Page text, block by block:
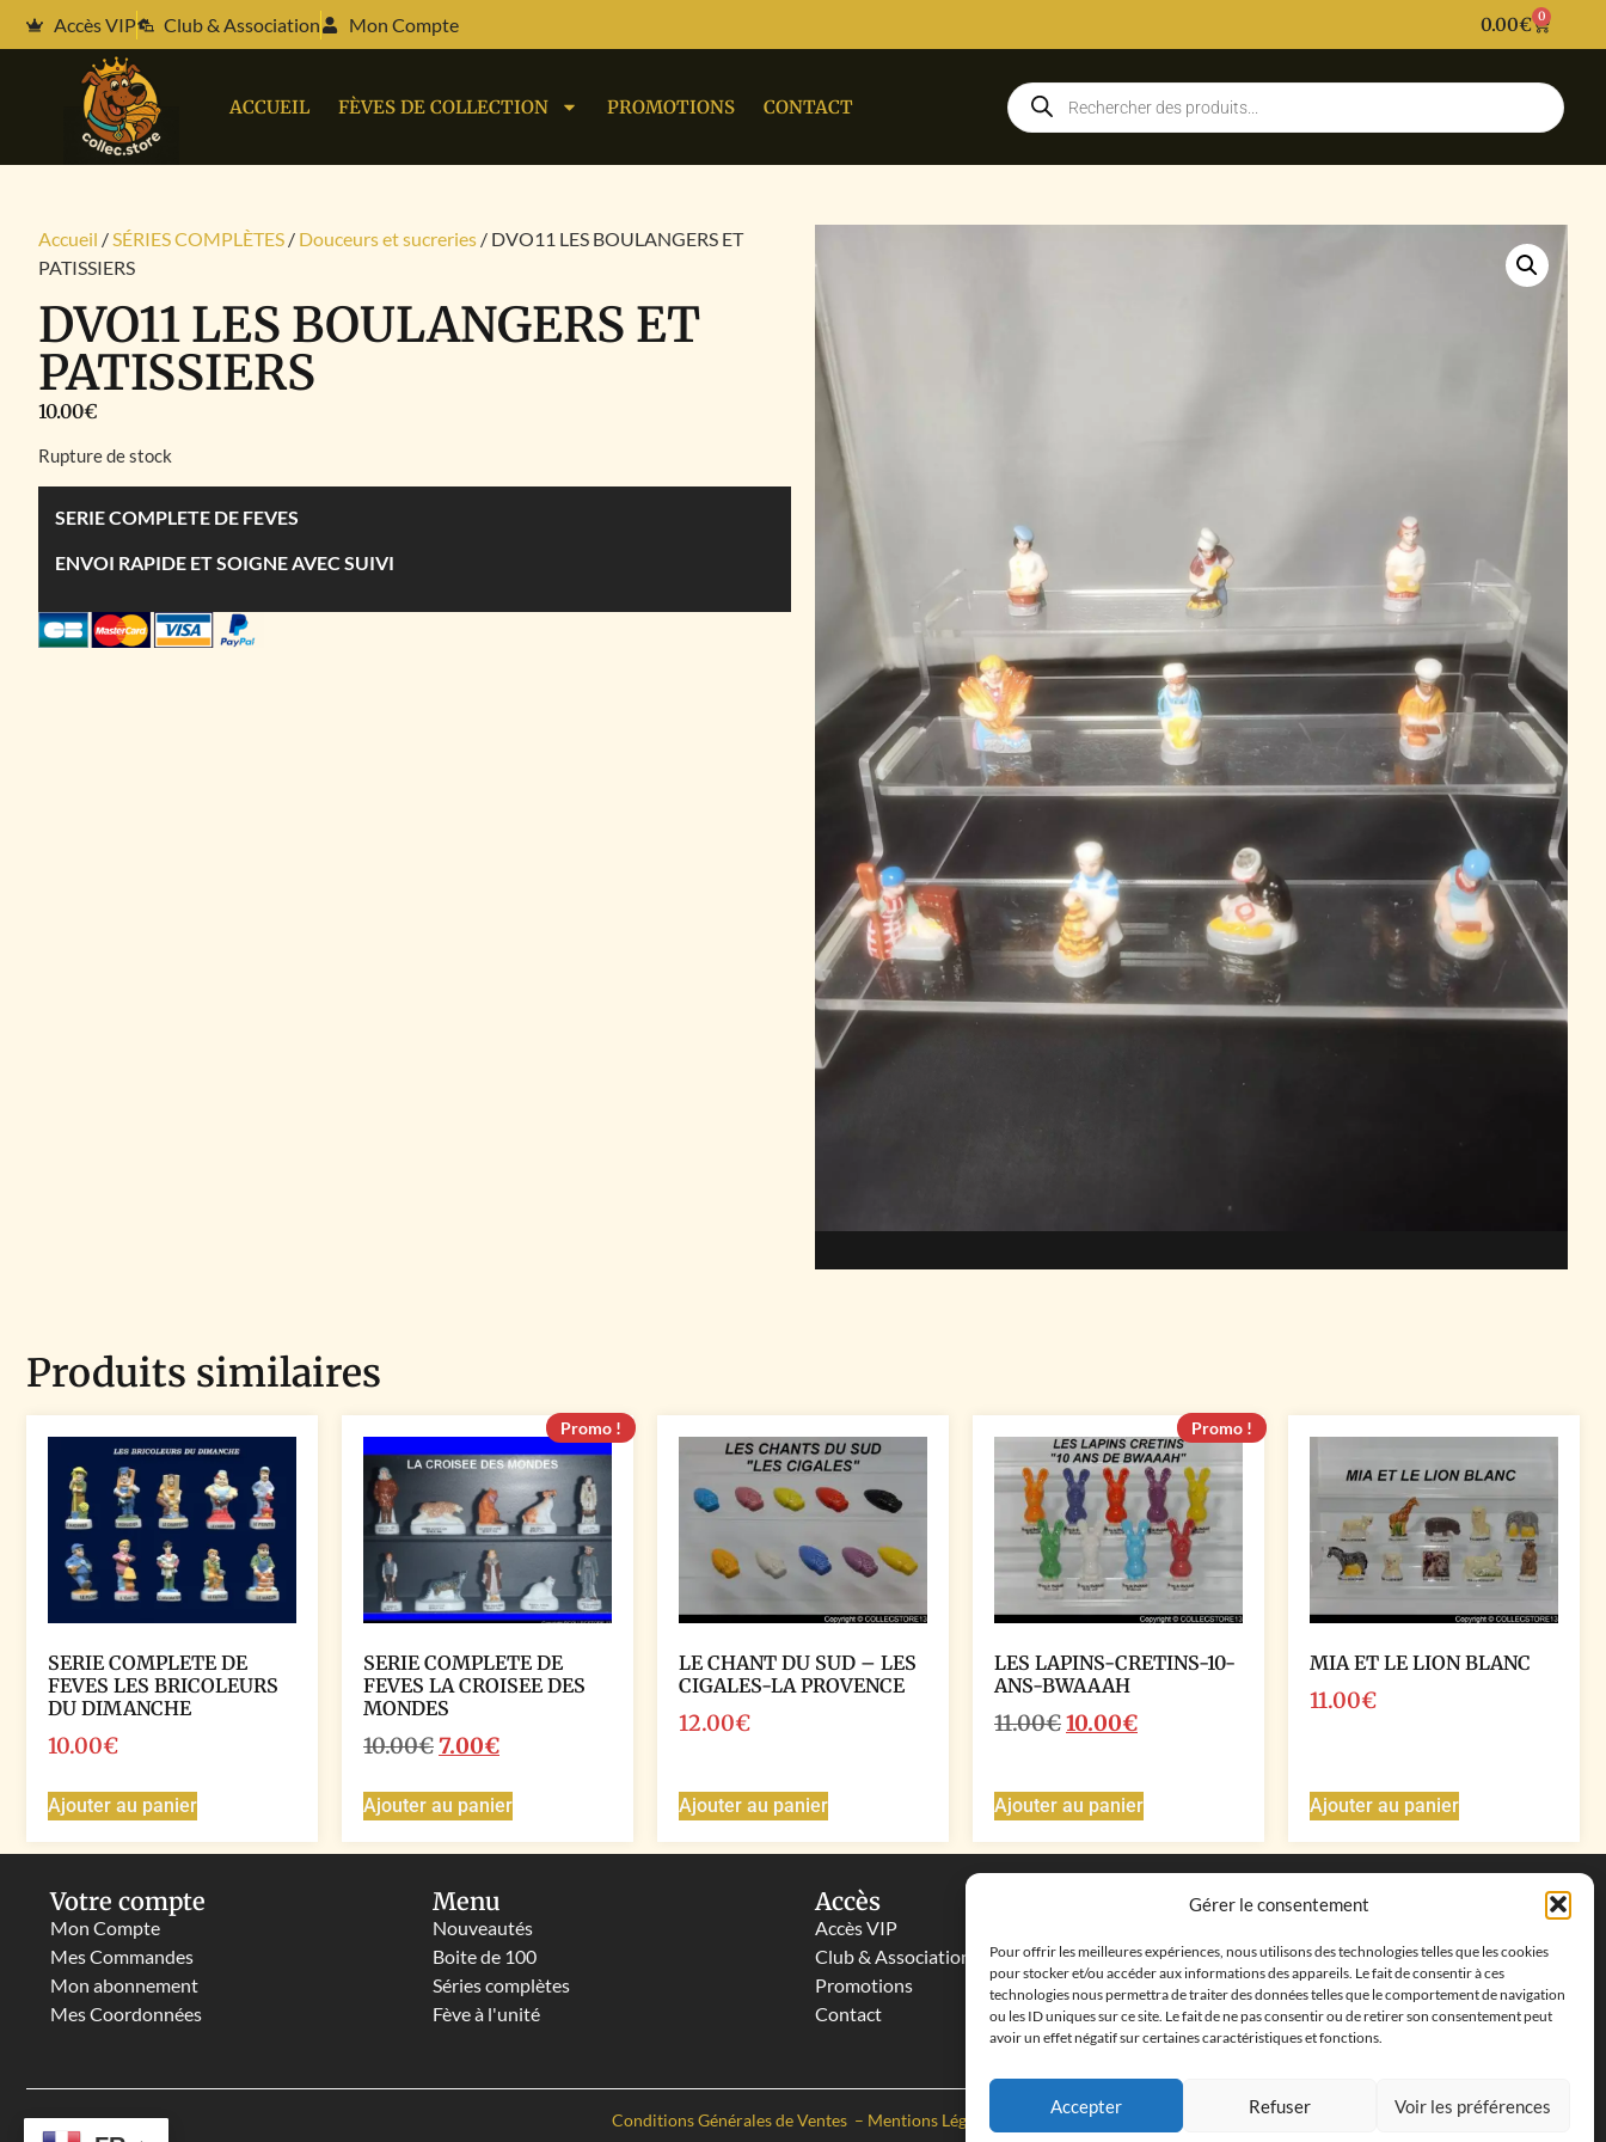
Gérer le consentement
Pour offrir les meilleures expériences, nous utilisons des technologies telles que les cookies
pour stocker et/ou accéder aux informations des appareils. Le fait de consentir à ces
technologies nous permettra de traiter des données telles que le comportement de navigation
ou les ID uniques sur ce site. Le fait de ne pas consentir ou de retirer son consentement peut
avoir un effet négatif sur certaines caractéristiques et fonctions.
Accepter Refuser Voir les préférences
Accès VIP Club & Association Mon Compte 0.00€ 0
ACCUEIL FÈVES DE COLLECTION PROMOTIONS CONTACT
Accueil /SÉRIES COMPLÈTES / Douceurs et sucreries / DVO11 LES BOULANGERS ET
PATISSIERS
DVO11 LES BOULANGERS ET
PATISSIERS
10.00€
Rupture de stock
SERIE COMPLETE DE FEVES
ENVOI RAPIDE ET SOIGNE AVEC SUIVI
Produits similaires
SERIE COMPLETE DE
FEVES LES BRICOLEURS
DU DIMANCHE
10.00€
Ajouter au panier
Promo !
SERIE COMPLETE DE
FEVES LA CROISEE DES
MONDES
10.00€7.00€
Ajouter au panier
LE CHANT DU SUD – LES
CIGALES-LA PROVENCE
12.00€
Ajouter au panier
Promo !
LES LAPINS-CRETINS-10-
ANS-BWAAAH
11.00€10.00€
Ajouter au panier
MIA ET LE LION BLANC
11.00€
Ajouter au panier
Votre compte
Mon Compte
Mes Commandes
Mon abonnement
Mes Coordonnées
Menu
Nouveautés
Boite de 100
Séries complètes
Fève à l'unité
Accès
Accès VIP
Club & Associations
Promotions
Contact
Coordonnées
cléments, 13500 Martigues, France
Téléphone : ‭+33652313256‬
Email :feves.collecstore@gmail.com
Conditions Générales de Ventes – Mentions Légales